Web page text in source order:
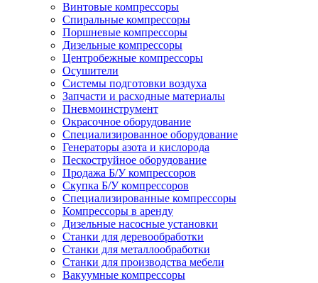
Винтовые компрессоры
Спиральные компрессоры
Поршневые компрессоры
Дизельные компрессоры
Центробежные компрессоры
Осушители
Системы подготовки воздуха
Запчасти и расходные материалы
Пневмоинструмент
Окрасочное оборудование
Специализированное оборудование
Генераторы азота и кислорода
Пескоструйное оборудование
Продажа Б/У компрессоров
Скупка Б/У компрессоров
Специализированные компрессоры
Компрессоры в аренду
Дизельные насосные установки
Станки для деревообработки
Станки для металлообработки
Станки для производства мебели
Вакуумные компрессоры